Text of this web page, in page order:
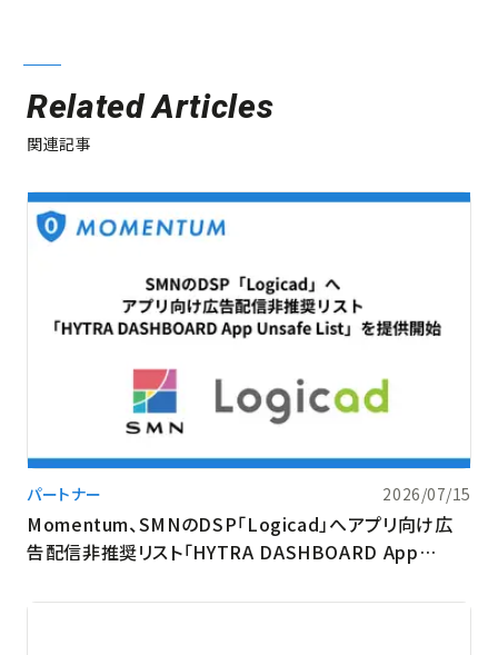
Related Articles
関連記事
パートナー 2026/07/15
Momentum、SMNのDSP「Logicad」へアプリ向け広
告配信非推奨リスト「HYTRA DASHBOARD App